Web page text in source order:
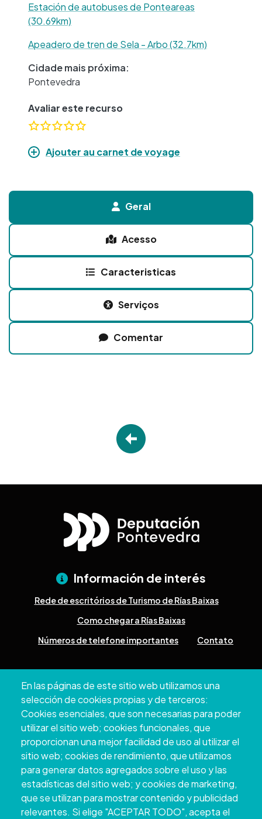
Estación de autobuses de Ponteareas
(30.69km)
Apeadero de tren de Sela - Arbo (32.7km)
Cidade mais próxima:
Pontevedra
Avaliar este recurso
Ajouter au carnet de voyage
Geral
Acesso
Caracteristicas
Serviços
Comentar
En las páginas de este sitio web utilizamos una
selección de cookies propias y de terceros:
Cookies esenciales, que son necesarias para poder
utilizar el sitio web; cookies funcionales, que
proporcionan una mejor facilidad de uso al utilizar el
sitio web; cookies de rendimiento, que utilizamos
para generar datos agregados sobre el uso y las
estadísticas del sitio web; y cookies de marketing,
que se utilizan para mostrar contenido y publicidad
relevantes. Si elige "ACEPTAR TODO", acepta el
Información de interés
Rede de escritórios de Turismo de Rías Baixas
Como chegar a Rías Baixas
Números de telefone importantes
Contato
Pontevedra
+34 986 804 100 | +34 986 804 124